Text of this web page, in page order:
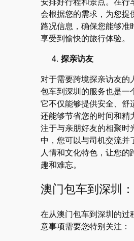
会根据您的需求，为您提
路况信息，确保您能够准
享受到愉快的旅行体验。
探亲访友
对于需要跨境探亲访友的
包车到深圳的服务也是一
它不仅能够提供安全、舒
还能够节省您的时间和精
注于与亲朋好友的相聚时
中，您可以与司机交流并
人情和文化特色，让您的
趣和难忘。
澳门包车到深圳
在从澳门包车到深圳的过
意事项需要您特别关注：